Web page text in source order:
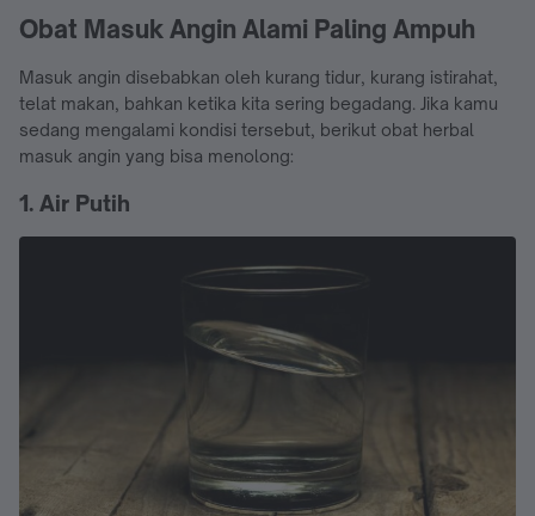
Obat Masuk Angin Alami Paling Ampuh
Masuk angin disebabkan oleh kurang tidur, kurang istirahat,
telat makan, bahkan ketika kita sering begadang. Jika kamu
sedang mengalami kondisi tersebut, berikut obat herbal
masuk angin yang bisa menolong:
1. Air Putih